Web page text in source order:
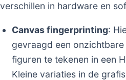
verschillen in hardware en
Canvas fingerprinting:
gevraagd een
figuren te tekenen in een
Kleine variaties in de